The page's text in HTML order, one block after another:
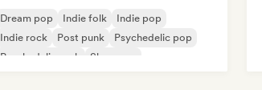
Dream pop Indie folk
Indie pop
Indie rock
Post punk
Psychedelic pop
Psychedelic rock
Shoegaze